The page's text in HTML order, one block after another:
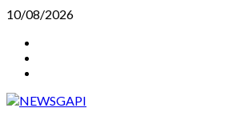
Skip
content
10/08/2026